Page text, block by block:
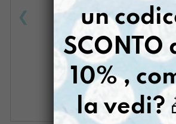
un
SCONTO
10% ,
la vedi?